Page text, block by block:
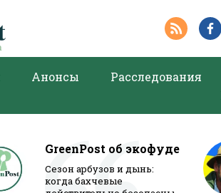
Анонсы Расследования
GreenPost об экофуде
Сезон арбузов и дынь:
когда бахчевые